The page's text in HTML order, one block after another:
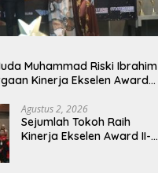
Muhammad Riski Ibrahim
Kinerja Ekselen Award
Agustus 2, 2026
Sejumlah Tokoh Raih
Kinerja Ekselen Award II-